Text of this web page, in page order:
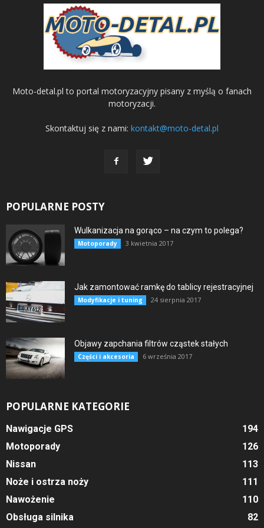
Moto-detal.pl to portal motoryzacyjny pisany z myślą o fanach
motoryzacji.
Skontaktuj się z nami: kontakt@moto-detal.pl
POPULARNE POSTY
Wulkanizacja na gorąco – na czym to polega?
Motoporady 3 kwietnia 2017
Jak zamontować ramkę do tablicy rejestracyjnej
Modyfikacje i tuning 24 sierpnia 2017
Objawy zapchania filtrów cząstek stałych
Części i akcesoria 6 września 2017
POPULARNE KATEGORIE
Nawigacje GPS
194
Motoporady
126
Nissan
113
Noże i ostrza noży
111
Nawożenie
110
Obsługa silnika
82